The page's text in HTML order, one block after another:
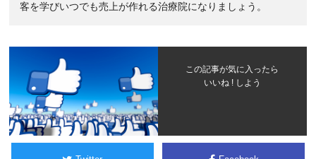
客を学びいつでも売上が作れる治療院になりましょう。
この記事が気に入ったら
いいね ! しよう